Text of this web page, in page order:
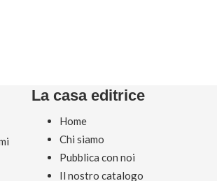
La casa editrice
Home
Chi siamo
Pubblica con noi
Il nostro catalogo